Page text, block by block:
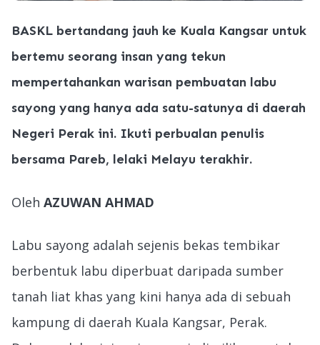
BASKL bertandang jauh ke Kuala Kangsar untuk
bertemu seorang insan yang tekun
mempertahankan warisan pembuatan labu
sayong yang hanya ada satu-satunya di daerah
Negeri Perak ini. Ikuti perbualan penulis
bersama Pareb, lelaki Melayu terakhir.
Oleh AZUWAN AHMAD
Labu sayong adalah sejenis bekas tembikar
berbentuk labu diperbuat daripada sumber
tanah liat khas yang kini hanya ada di sebuah
kampung di daerah Kuala Kangsar, Perak.